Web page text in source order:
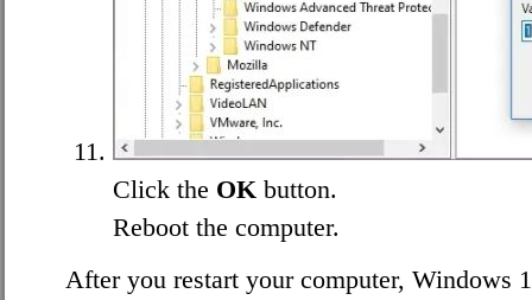
Click the OK button.
Reboot the computer.
After you restart your computer, Windows